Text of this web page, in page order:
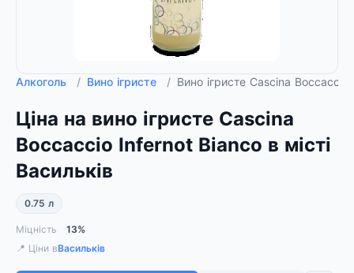
Алкоголь / Вино ігристе / Вино ігристе Cascina
Ціна на вино ігристе Cascina
Boccaccio Infernot Bianco в місті
Васильків
0.75 л
Міцність
13%
📍 Ціни вВасильків